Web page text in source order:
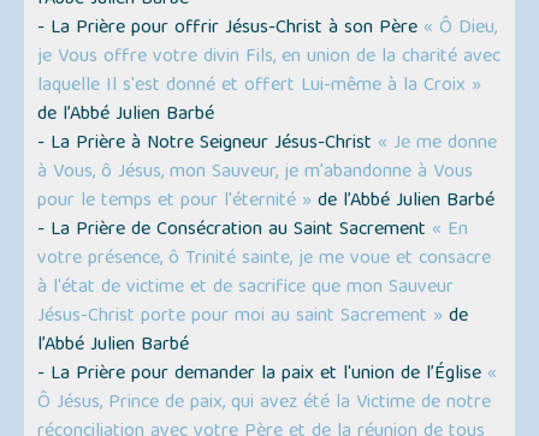
- La Prière pour offrir Jésus-Christ à son Père « Ô Dieu,
je Vous offre votre divin Fils, en union de la charité avec
laquelle Il s'est donné et offert Lui-même à la Croix »
de l’Abbé Julien Barbé
- La Prière à Notre Seigneur Jésus-Christ « Je me donne
à Vous, ô Jésus, mon Sauveur, je m'abandonne à Vous
pour le temps et pour l'éternité » de l’Abbé Julien Barbé
- La Prière de Consécration au Saint Sacrement « En
votre présence, ô Trinité sainte, je me voue et consacre
à l'état de victime et de sacrifice que mon Sauveur
Jésus-Christ porte pour moi au saint Sacrement » de
l’Abbé Julien Barbé
- La Prière pour demander la paix et l'union de l’Église «
Ô Jésus, Prince de paix, qui avez été la Victime de notre